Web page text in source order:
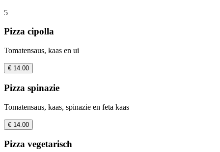
5
Pizza cipolla
Tomatensaus, kaas en ui
€ 14.00
Pizza spinazie
Tomatensaus, kaas, spinazie en feta kaas
€ 14.00
Pizza vegetarisch